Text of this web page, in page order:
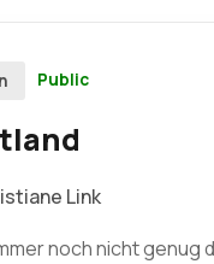
Public
Link
noch nicht genug